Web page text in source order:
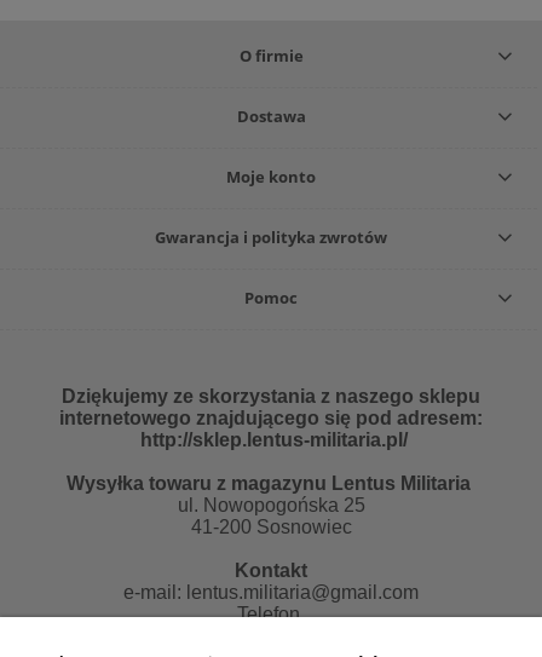
O firmie
Dostawa
Moje konto
Gwarancja i polityka zwrotów
Pomoc
Dziękujemy ze skorzystania z naszego sklepu
internetowego znajdującego się pod adresem:
http://sklep.lentus-militaria.pl/
Wysyłka towaru z magazynu Lentus Militaria
ul. Nowopogońska 25
41-200 Sosnowiec
Kontakt
e-mail: lentus.militaria@gmail.com
Telefon